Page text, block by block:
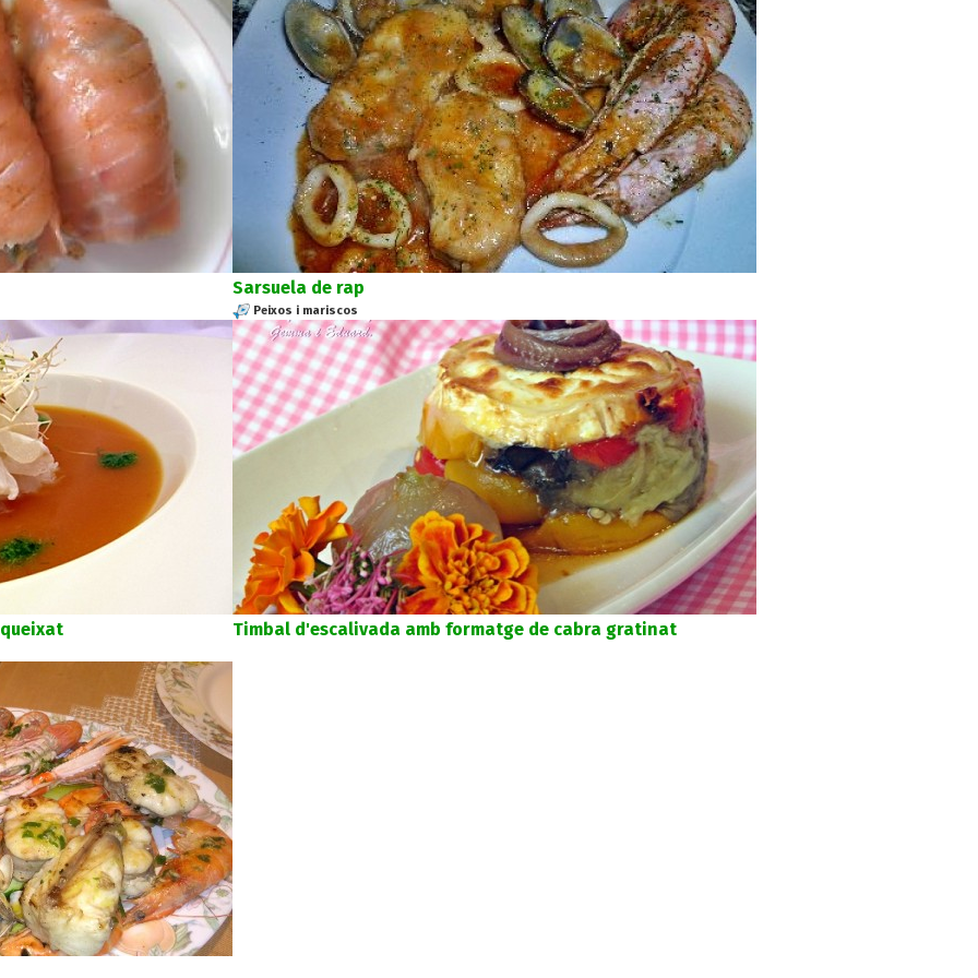
Sarsuela de rap
Peixos i mariscos
Timbal d'escalivada amb formatge de cabra gratinat